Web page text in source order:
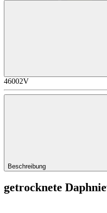
46002V
Beschreibung
getrocknete